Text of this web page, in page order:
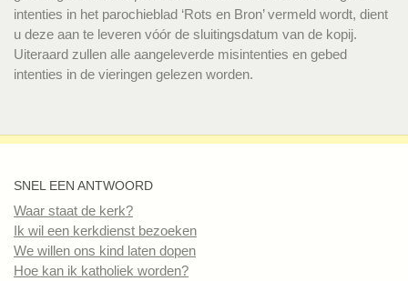
intenties in het parochieblad ‘Rots en Bron’ vermeld wordt, dient
u deze aan te leveren vóór de sluitingsdatum van de kopij.
Uiteraard zullen alle aangeleverde misintenties en gebed
intenties in de vieringen gelezen worden.
SNEL EEN ANTWOORD
Waar staat de kerk?
Ik wil een kerkdienst bezoeken
We willen ons kind laten dopen
Hoe kan ik katholiek worden?